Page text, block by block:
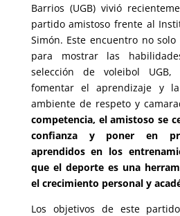
Barrios (UGB) vivió
partido amistoso frente al
Simón. Este encuentro no
para mostrar las
selección de voleibol
fomentar el aprendizaje y
ambiente de respeto y
competencia, el amistoso se
confianza y poner en
aprendidos en los
que el deporte es una
el crecimiento personal y
Los objetivos de este